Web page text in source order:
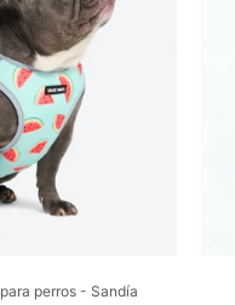
perros - Sandía